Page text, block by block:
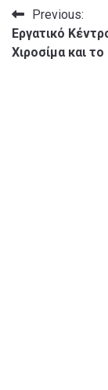
Πλοήγηση
άρθρων
Previous:
Εργατικό
Χιροσίμα και